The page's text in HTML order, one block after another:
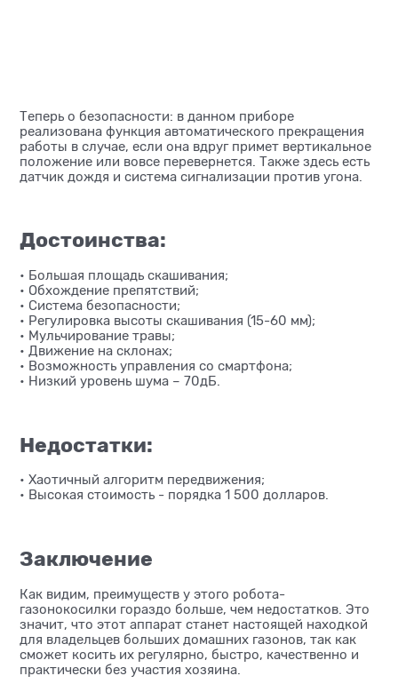
Теперь о безопасности: в данном приборе
реализована функция автоматического прекращения
работы в случае, если она вдруг примет вертикальное
положение или вовсе перевернется. Также здесь есть
датчик дождя и система сигнализации против угона.
Достоинства:
• Большая площадь скашивания;
• Обхождение препятствий;
• Система безопасности;
• Регулировка высоты скашивания (15-60 мм);
• Мульчирование травы;
• Движение на склонах;
• Возможность управления со смартфона;
• Низкий уровень шума – 70дБ.
Недостатки:
• Хаотичный алгоритм передвижения;
• Высокая стоимость - порядка 1 500 долларов.
Заключение
Как видим, преимуществ у этого робота-
газонокосилки гораздо больше, чем недостатков. Это
значит, что этот аппарат станет настоящей находкой
для владельцев больших домашних газонов, так как
сможет косить их регулярно, быстро, качественно и
практически без участия хозяина.